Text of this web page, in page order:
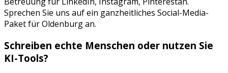
Sprechen Sie uns auf ein ganzheitliches Social-Media-
Paket fürOldenburgan.
Schreiben echte Menschen oder nutzen Sie
KI-Tools?